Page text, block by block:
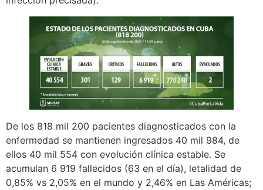
De los 818 mil 200 pacientes diagnosticados con la
enfermedad se mantienen ingresados 40 mil 984, de
ellos 40 mil 554 con evolución clínica estable. Se
acumulan 6 919 fallecidos (63 en el día), letalidad de
0,85% vs 2,05% en el mundo y 2,46% en Las Américas;